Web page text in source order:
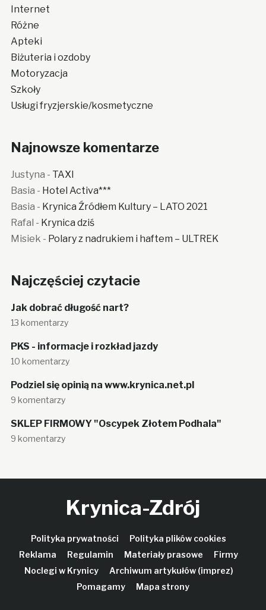
Internet
Różne
Apteki
Biżuteria i ozdoby
Motoryzacja
Szkoły
Usługi fryzjerskie/kosmetyczne
Najnowsze komentarze
Justyna - TAXI
Basia - Hotel Activa***
Basia - Krynica Źródłem Kultury – LATO 2021
Rafal - Krynica dziś
Misiek - Polary z nadrukiem i haftem – ULTREK
Najczęściej czytacie
Jak dobrać długość nart?
13 komentarzy
PKS - informacje i rozkład jazdy
10 komentarzy
Podziel się opinią na www.krynica.net.pl
9 komentarzy
SKLEP FIRMOWY "Oscypek Złotem Podhala"
9 komentarzy
Krynica-Zdrój
Polityka prywatności
Polityka plików cookies
Reklama
Regulamin Materiały prasowe
Firmy
Noclegi w Krynicy
Archiwum artykułów (imprez)
Pomagamy
Mapa strony